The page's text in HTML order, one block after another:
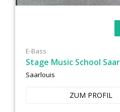
E-Bass
Stage Music School
Saarlouis
ZUM PROFIL